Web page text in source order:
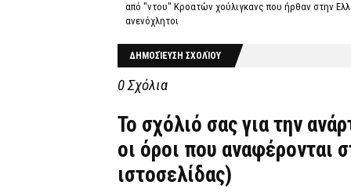
από "ντου" Κροατών χούλιγκανς που ήρθαν στην
ανενόχλητοι
ΔΗΜΟΣΊΕΥΣΗ ΣΧΟΛΊΟΥ
0 Σχόλια
Το σχόλιό σας για την
οι όροι που αναφέρονται
ιστοσελίδας)